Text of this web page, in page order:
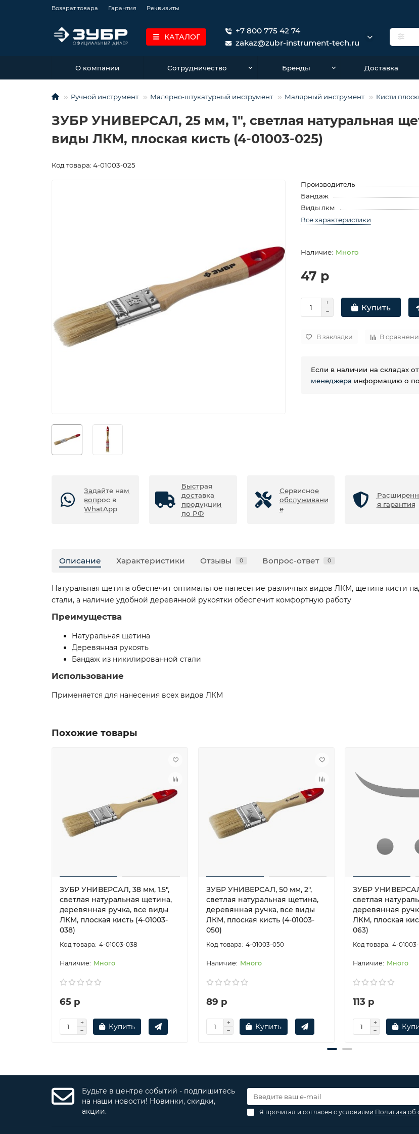
Возврат товара Гарантия Реквизиты
КАТАЛОГ
+7 800 775 42 74
zakaz@zubr-instrument-tech.ru
О компании Сотрудничество Бренды Доставка
Ручной инструмент Малярно-штукатурный инструмент Малярный инструмент Кисти
ЗУБР УНИВЕРСАЛ, 25 мм, 1″, светлая натуральная
виды ЛКМ, плоская кисть (4-01003-025)
Код товара: 4-01003-025
Производитель
Бандаж
Виды лкм
Все характеристики
Много
47 р
Купить
В закладки В
Если в наличии на складах
менеджера информацию о
Задайте нам
вопрос в
WhatApp
Быстрая
доставка
продукции
по РФ
Сервисное
обслуживани
е
я гарантия
Описание Характеристики Отзывы 0 Вопрос-ответ 0
Натуральная щетина обеспечит оптимальное нанесение различных видов ЛКМ, щетина кисти
стали, а наличие удобной деревянной рукоятки обеспечит комфортную работу
Преимущества
Натуральная щетина
Деревянная рукоять
Бандаж из никилированной стали
Использование
Применяется для нанесения всех видов ЛКМ
Похожие товары
ЗУБР УНИВЕРСАЛ, 38 мм, 1.5″,
светлая натуральная щетина,
деревянная ручка, все виды
ЛКМ, плоская кисть (4-01003-
038)
4-01003-038
Много
65 р
Купить
ЗУБР УНИВЕРСАЛ, 50 мм, 2″,
светлая натуральная щетина,
деревянная ручка, все виды
ЛКМ, плоская кисть (4-01003-
050)
4-01003-050
Много
89 р
Купить
ЗУБР
светлая
деревянная
ЛКМ, плоская
063)
4-
Много
113 р
Будьте в центре событий - подпишитесь
на наши новости! Новинки, скидки,
акции.
Я прочитал и согласен с условиями Политика об